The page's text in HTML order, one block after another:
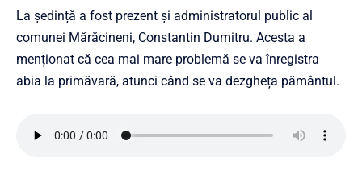
La ședință a fost prezent și administratorul public al
comunei Mărăcineni, Constantin Dumitru. Acesta a
menționat că cea mai mare problemă se va înregistra
abia la primăvară, atunci când se va dezgheța pământul.